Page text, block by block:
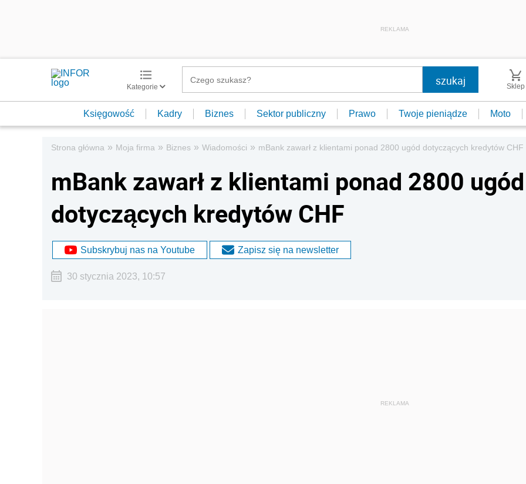
REKLAMA
Kategorie Sklep
Księgowość Kadry Biznes Sektor publiczny Prawo Twoje pieniądze Moto
Strona główna » Moja firma » Biznes » Wiadomości » mBank zawarł z klientami ponad 2800 ugód dotyczących kredytów CHF
mBank zawarł z klientami ponad 2800 ugód
dotyczących kredytów CHF
Subskrybuj nas na Youtube Zapisz się na newsletter
30 stycznia 2023, 10:57